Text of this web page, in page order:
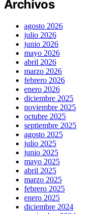
Archivos
agosto 2026
julio 2026
junio 2026
mayo 2026
abril 2026
marzo 2026
febrero 2026
enero 2026
diciembre 2025
noviembre 2025
octubre 2025
septiembre 2025
agosto 2025
julio 2025
junio 2025
mayo 2025
abril 2025
marzo 2025
febrero 2025
enero 2025
diciembre 2024